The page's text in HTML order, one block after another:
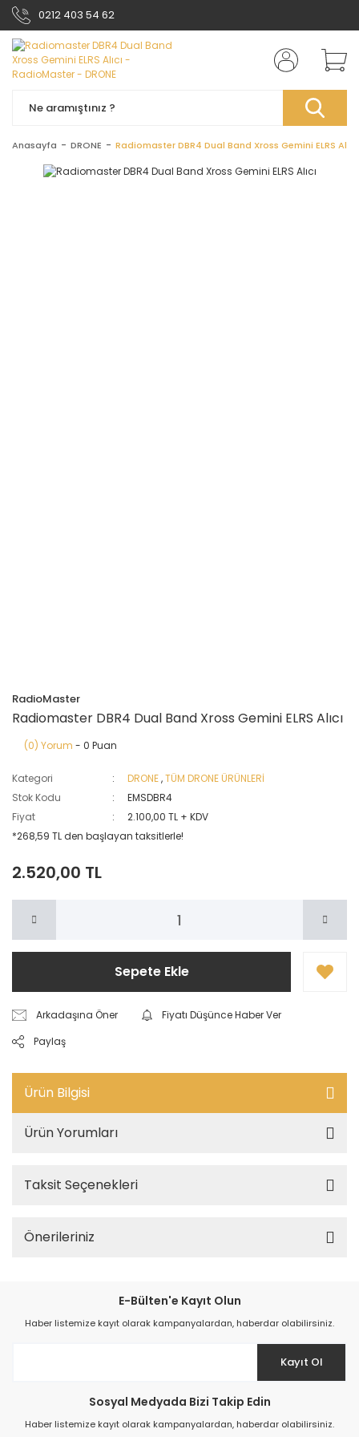
0212 403 54 62
Anasayfa DRONE Radiomaster DBR4 Dual Band Xross Gemini ELRS Alıcı
RadioMaster
Radiomaster DBR4 Dual Band Xross Gemini ELRS Alıcı
(0) Yorum - 0 Puan
Kategori DRONE,TÜM DRONE ÜRÜNLERİ
Stok Kodu
EMSDBR4
Fiyat
2.100,00 TL + KDV
*268,59 TL den başlayan taksitlerle!
2.520,00 TL
Sepete Ekle
Arkadaşına Öner
Fiyatı Düşünce Haber Ver
Paylaş
Ürün Bilgisi
Ürün Yorumları
Taksit Seçenekleri
Önerileriniz
E-Bülten'e Kayıt Olun
Haber listemize kayıt olarak kampanyalardan, haberdar olabilirsiniz.
Kayıt Ol
Sosyal Medyada Bizi Takip Edin
Haber listemize kayıt olarak kampanyalardan, haberdar olabilirsiniz.